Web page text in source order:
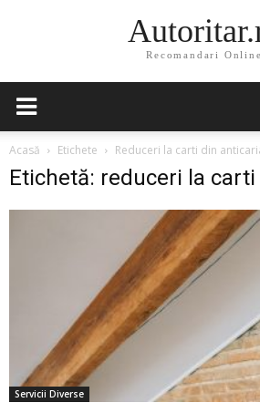
Recomandari Online
Acasă Etichete Reduceri la carti din
Etichetă: reduceri la
Servicii Diverse